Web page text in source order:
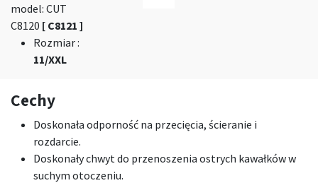
model: CUT
C8120 [ C8121 ]
Rozmiar:
11/XXL
Cechy
Doskonała odporność na przecięcia, ścieranie i
rozdarcie.
Doskonały chwyt do przenoszenia ostrych kawałków w
suchym otoczeniu.